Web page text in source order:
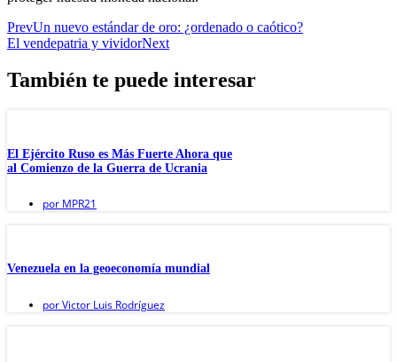
PrevUn nuevo estándar de oro: ¿ordenado o caótico?
El vendepatria y vividorNext
También te puede interesar
El Ejército Ruso es Más Fuerte Ahora que
al Comienzo de la Guerra de Ucrania
por MPR21
Venezuela en la geoeconomía mundial
porVictor Luis Rodríguez